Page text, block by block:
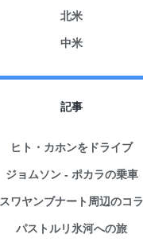
北米
中米
記事
ヒト・カホンをドライブ
ジョムソン - ポカラの乗車
スワヤンブナート周辺のコラ
パストルリ氷河への旅